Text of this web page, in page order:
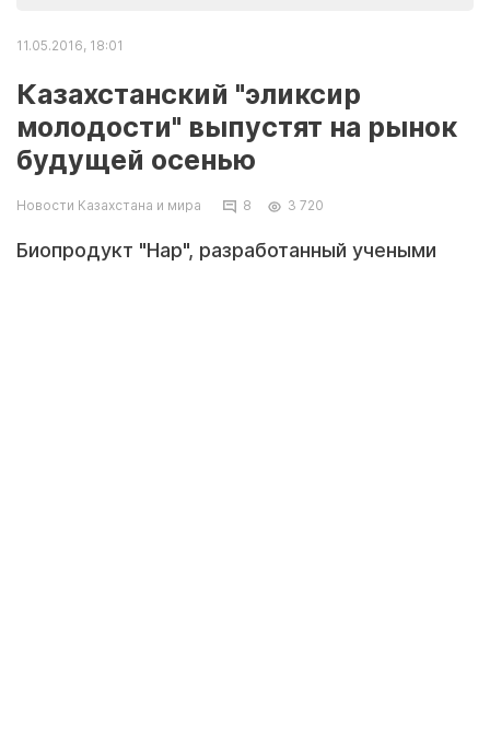
11.05.2016, 18:01
Казахстанский "эликсир
молодости" выпустят на рынок
будущей осенью
Новости Казахстана и мира 8 3 720
Биопродукт "Нар", разработанный учеными